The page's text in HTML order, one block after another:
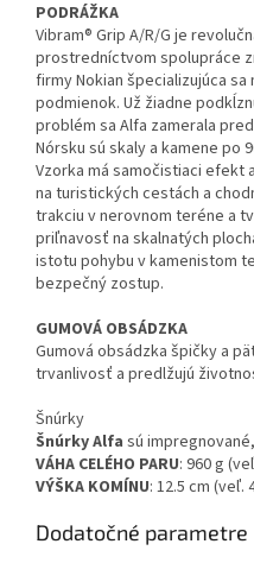
PODRÁŽKA
Vibram® Grip A/R/G je
prostredníctvom spolupráce
firmy Nokian špecializujúca
podmienok. Už žiadne
problém sa Alfa zamerala
Nórsku sú skaly a kamene po
Vzorka má samočistiaci
na turistických cestách a
trakciu v nerovnom teréne a
priľnavosť na skalnatých
istotu pohybu v kamenistom
bezpečný zostup.
GUMOVÁ OBSÁDZKA
Gumová obsádzka špičky a
trvanlivosť a predlžujú
Šnúrky
Šnúrky Alfa sú
VÁHA CELÉHO PARU: 960 g
VÝŠKA KOMÍNU: 12.5 cm (veľ.
Dodatočné parametre